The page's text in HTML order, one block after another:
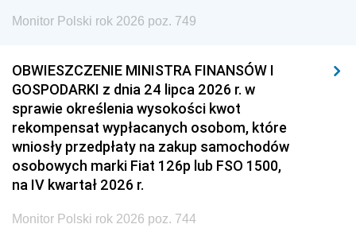
Monitor Polski rok 2026 poz. 749
OBWIESZCZENIE MINISTRA FINANSÓW I
GOSPODARKI z dnia 24 lipca 2026 r. w
sprawie określenia wysokości kwot
rekompensat wypłacanych osobom, które
wniosły przedpłaty na zakup samochodów
osobowych marki Fiat 126p lub FSO 1500,
na IV kwartał 2026 r.
Monitor Polski rok 2026 poz. 744